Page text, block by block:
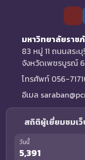
มหาวิทยาลัยราช
83 หมู่ 11 ถนนสระ
จังหวัดเพชรบูรณ์
โทรศัพท์ 056-
อีเมล
สถิติผู้เยี่ยมชมเว็
วันนี้
5,391